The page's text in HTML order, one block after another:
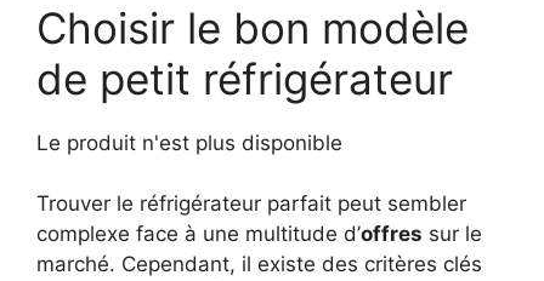
Choisir le bon modèle
de petit réfrigérateur
Le produit n'est plus disponible
Trouver le réfrigérateur parfait peut sembler
complexe face à une multitude d’offres sur le
marché. Cependant, il existe des critères clés